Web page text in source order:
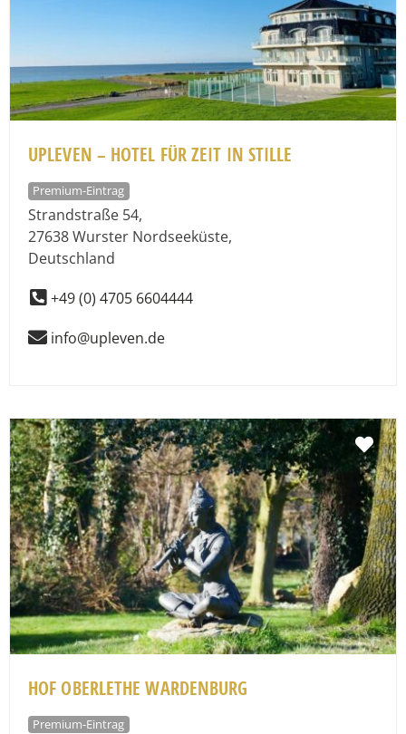
UPLEVEN – HOTEL FÜR ZEIT IN STILLE
Premium-Eintrag
Strandstraße 54,
27638Wurster Nordseeküste,
Deutschland
+49 (0) 4705 6604444
info@upleven.de
HOF OBERLETHE WARDENBURG
Premium-Eintrag